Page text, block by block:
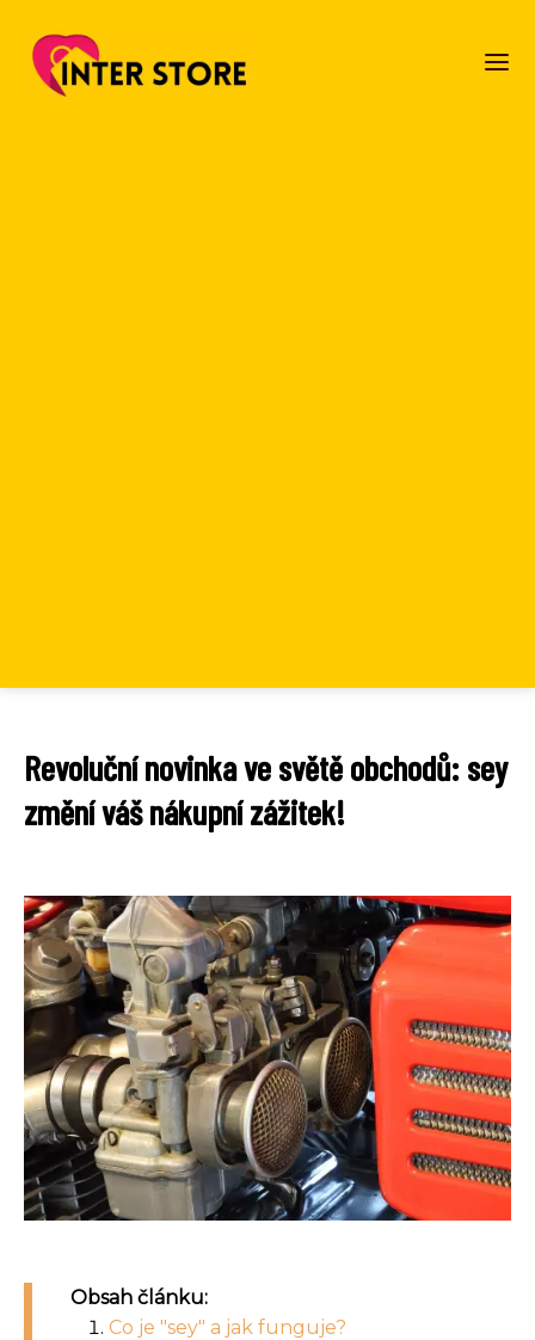
Revoluční novinka ve světě obchodů: sey
změní váš nákupní zážitek!
Obsah článku:
Co je "sey" a jak funguje?